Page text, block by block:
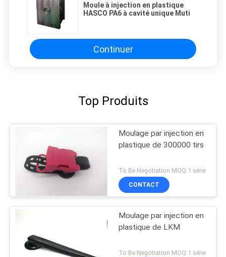
Moule à injection en plastique
HASCO PA6 à cavité unique Muti
Continuer
Top Produits
Moulage par injection en
plastique de 300000 tirs
To Be Negotiation MOQ:1 série
CONTACT
Moulage par injection en
plastique de LKM
To Be Negotiation MOQ:1 série